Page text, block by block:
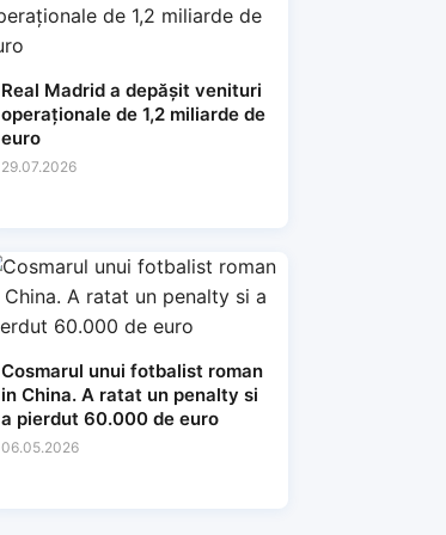
Real Madrid a depășit venituri
operaționale de 1,2 miliarde de
euro
29.07.2026
Cosmarul unui fotbalist roman
in China. A ratat un penalty si
a pierdut 60.000 de euro
06.05.2026